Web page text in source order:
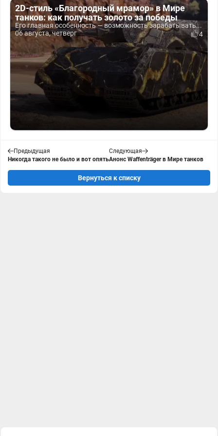
2D-стиль «Благородный мрамор» в Мире
танков: как получать золото за победы
Его главная особенность — возможность зарабатывать...
06 августа, четверг
4
Предыдущая
Никогда такого не было и вот опять
Следующая
Анонс Waffenträger в Мире танков
Вернуться к списку